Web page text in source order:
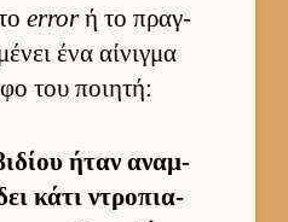
errorή το πραγ­
ένα αί­νιγμα
του ποι­ητή:
ήταν αναμ­
κάτι ντροπια­